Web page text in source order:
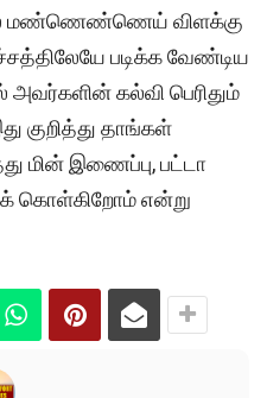
மண்ணெண்ணெய் விளக்கு
படிக்க வேண்டிய
கல்வி பெரிதும்
குறித்து தாங்கள்
மின் இணைப்பு, பட்டா
கொள்கிறோம் என்று